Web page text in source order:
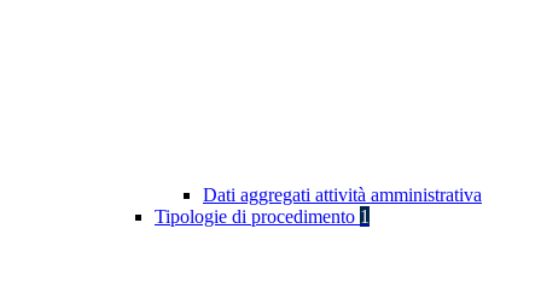
Dati aggregati attività amministrativa
Tipologie di procedimento 1